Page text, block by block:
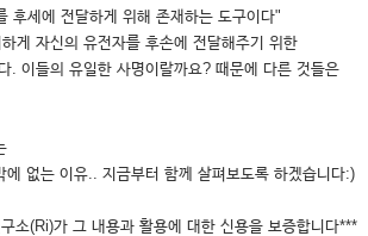
후세에 전달하게 위해 존재하는 도구이다"
게 자신의 유전자를 후손에 전달해주기 위한
. 이들의 유일한 사명이랄까요? 때문에 다른 것들은
에 없는 이유.. 지금부터 함께 살펴보도록 하겠습니다:)
소(Ri)가 그 내용과 활용에 대한 신용을 보증합니다***